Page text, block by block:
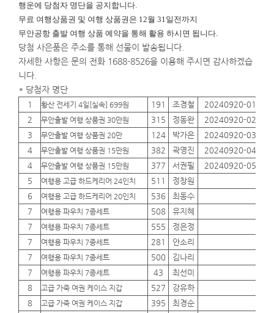
행운에 당첨자 명단을 공지합니다.
무료 여행상품권 및 여행 상품권은 12월 31일전까지
무안공항 출발 여행 상품 예약을 통해 활용 하시면 됩니다.
당첨 사은품은 주소를 통해 선물이 발송됩니다.
자세한 사항은 문의 전화 1688-8526을 이용해 주시면 감사하겠습
니다.
* 당첨자 명단
1 황산 전세기 4일[실속] 699원 191 조경철 20240920-01
2
무안출발 여행 상품권 30만원 315 정동완 20240920-02
3
무안출발 여행 상품권 20만 124 박가은 20240920-03
4
무안출발 여행 상품권 15만원 382 곽영진 20240920-04
4
무안출발 여행 상품권 15만원 377 서권필 20240920-05
5
여행용 고급 하드케리어 24인치 511 정창원
6
여행용 고급 하드케리어 20인치 536 최동수
7
여행용 파우치 7종세트 508 유지혜
7
여행용 파우치 7종세트 555 정은정
7
여행용 파우치 7종세트 281 안소리
7
여행용 파우치 7종세트 500 김나리
7
여행용 파우치 7종세트 43 최선미
8
고급 가죽 여권 케이스 지갑 527 강유하
8
고급 가죽 여권 케이스 지갑 395 최경순